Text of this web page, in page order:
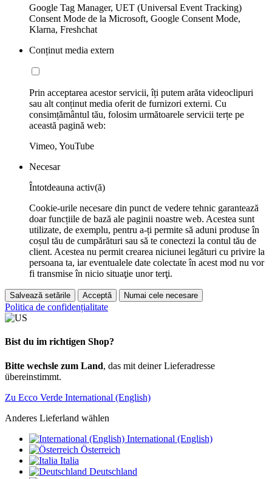
Google Tag Manager, UET (Universal Event Tracking)
Consent Mode de la Microsoft, Google Consent Mode,
Klarna, Freshchat
Conținut media extern
Prin acceptarea acestor servicii, îți putem arăta videoclipuri
sau alt conținut media oferit de furnizori externi. Cu
consimțământul tău, folosim următoarele servicii terțe pe
această pagină web:
Vimeo, YouTube
Necesar
Întotdeauna activ(ă)
Cookie-urile necesare din punct de vedere tehnic garantează
doar funcțiile de bază ale paginii noastre web. Acestea sunt
utilizate, de exemplu, pentru a-ți permite să aduni produse în
coșul tău de cumpărături sau să te conectezi la contul tău de
client. Acestea nu permit crearea niciunei legături cu privire la
persoana ta, iar eventualele date colectate în acest mod nu vor
fi transmise în nicio situaţie unor terţi.
Salvează setările Acceptă Numai cele necesare
Politica de confidențialitate
Bist du im richtigen Shop?
Bitte wechsle zum Land, das mit deiner Lieferadresse
übereinstimmt.
Zu Ecco Verde International (English)
Anderes Lieferland wählen
International (English)
Österreich
Italia
Deutschland